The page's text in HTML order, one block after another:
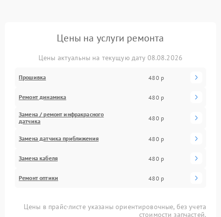
Цены на услуги ремонта
Цены актуальны на текущую дату 08.08.2026
Прошивка 480 р
Ремонт динамика 480 р
Замена / ремонт инфракрасного
датчика
480 р
Замена датчика приближения 480 р
Замена кабеля 480 р
Ремонт оптики 480 р
Цены в прайс-листе указаны ориентировочные, без учета
стоимости запчастей.